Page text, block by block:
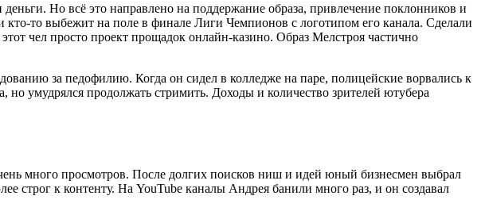
Но всё это направлено на поддержание образа, привлечение поклонников и
то выбежит на поле в финале Лиги Чемпионов с логотипом его канала. Сделали
чел просто проект прощадок онлайн-казино. Образ Мелстроя частично
за педофилию. Когда он сидел в колледже на паре, полицейские ворвались к
умудрялся продолжать стримить. Доходы и количество зрителей ютубера
много просмотров. После долгих поисков ниш и идей юный бизнесмен выбрал
строг к контенту. На YouTube каналы Андрея банили много раз, и он создавал